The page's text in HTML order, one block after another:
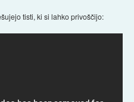
tisti, ki si lahko privoščijo: